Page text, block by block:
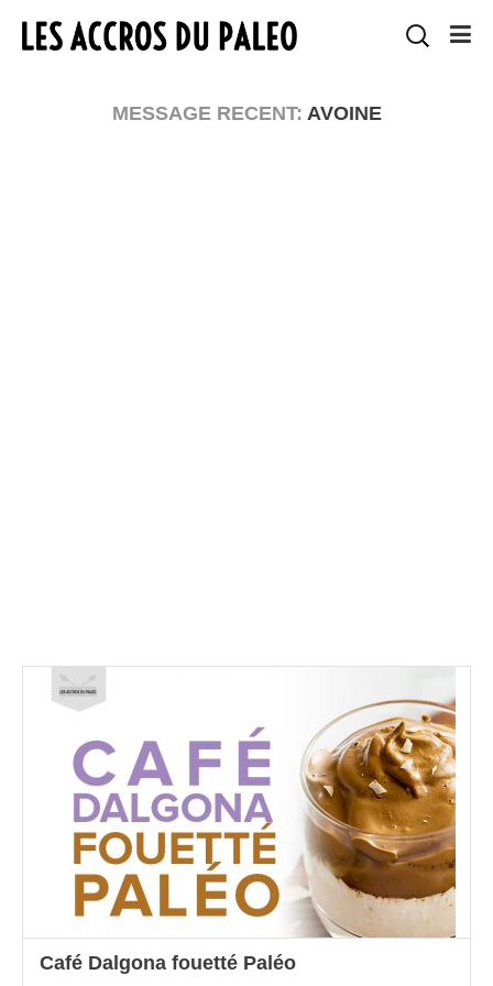
MESSAGE RECENT: AVOINE
Café Dalgona fouetté Paléo